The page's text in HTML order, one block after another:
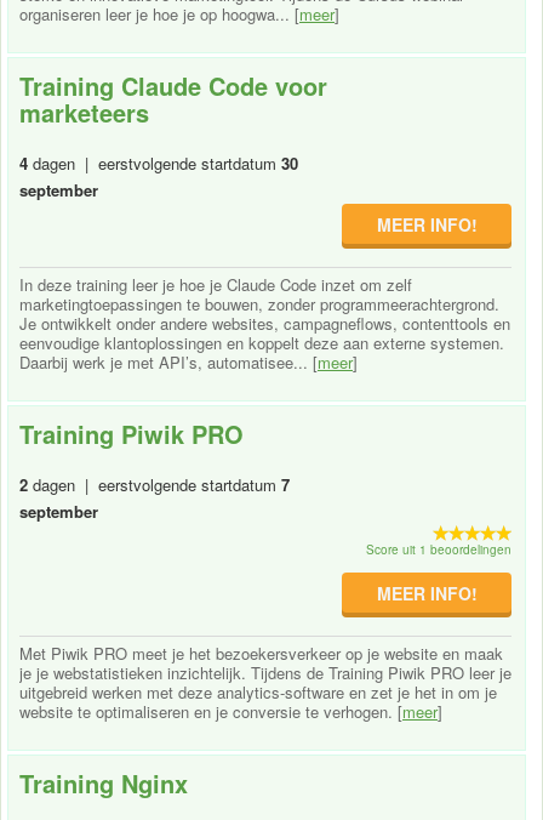
organiseren leer je hoe je op hoogwa... [meer]
Training Claude Code voor
marketeers
4 dagen | eerstvolgende startdatum 30
september
MEER INFO!
In deze training leer je hoe je Claude Code inzet om zelf
marketingtoepassingen te bouwen, zonder programmeerachtergrond.
Je ontwikkelt onder andere websites, campagneflows, contenttools en
eenvoudige klantoplossingen en koppelt deze aan externe systemen.
Daarbij werk je met API’s, automatisee... [meer]
Training Piwik PRO
2 dagen | eerstvolgende startdatum 7
september
Score uit 1 beoordelingen
MEER INFO!
Met Piwik PRO meet je het bezoekersverkeer op je website en maak
je je webstatistieken inzichtelijk. Tijdens de Training Piwik PRO leer je
uitgebreid werken met deze analytics-software en zet je het in om je
website te optimaliseren en je conversie te verhogen. [meer]
Training Nginx